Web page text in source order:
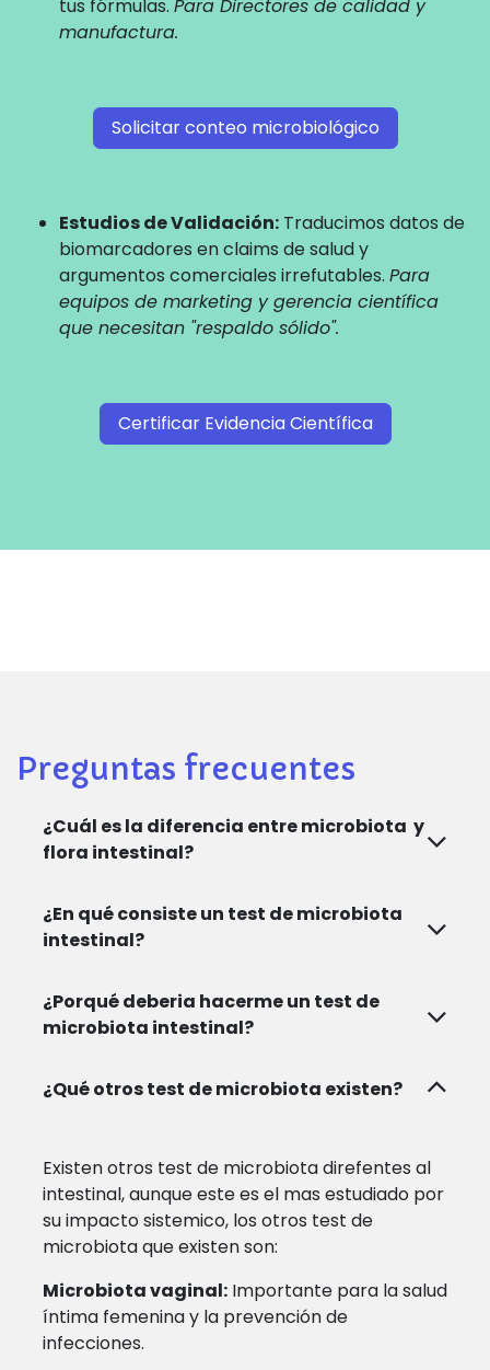
tus fórmulas.Para Directores de calidad y
manufactura.
Solicitar conteo microbiológico
Estudios de Validación: Traducimos datos de
biomarcadores en claims de salud y
argumentos comerciales irrefutables.Para
equipos de marketing y gerencia científica
que necesitan "respaldo sólido".
Certificar Evidencia Científica
Preguntas frecuentes
¿Cuál es la diferencia entre microbiota y
flora intestinal?
¿En qué consiste un test de microbiota
intestinal?
¿Porqué deberia hacerme un test de
microbiota intestinal?
¿Qué otros test de microbiota existen?
Existen otros test de microbiota direfentes al
intestinal, aunque este es el mas estudiado por
su impacto sistemico, los otros test de
microbiota que existen son:
Microbiota vaginal: Importante para la salud
íntima femenina y la prevención de
infecciones.